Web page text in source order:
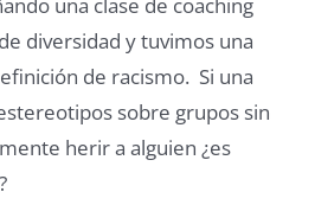
una clase de coaching
diversidad y tuvimos una
de racismo. Si una
sobre grupos sin
herir a alguien ¿es